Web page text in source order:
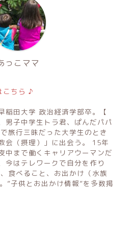
っこママ
こちら ♪
稲田大学 政治経済学部卒。【
男子中学生トラ君、ぱんだパパ
旅行三昧だった大学生のとき
会（摂理）」に出会う。 15年
中まで働くキャリアウーマンだ
今はテレワークで自分を作り
食べること、お出かけ（水族
”子供とお出かけ情報”を多数掲